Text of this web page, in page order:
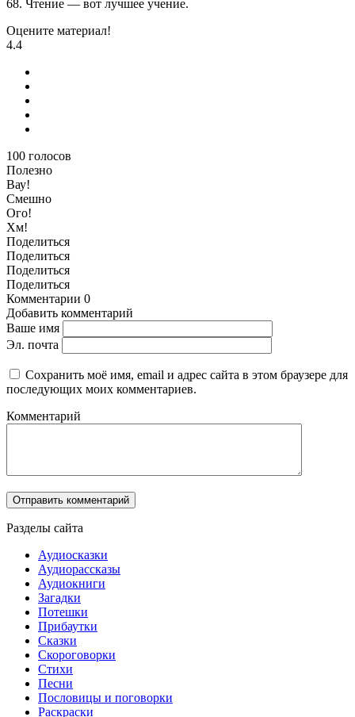
68. Чтение — вот лучшее учение.
Оцените материал!
4.4
100 голосов
Полезно
Вау!
Смешно
Ого!
Хм!
Поделиться
Поделиться
Поделиться
Поделиться
Комментарии 0
Добавить комментарий
Ваше имя
Эл. почта
Сохранить моё имя, email и адрес сайта в этом браузере для
последующих моих комментариев.
Комментарий
Разделы сайта
Аудиосказки
Аудиорассказы
Аудиокниги
Загадки
Потешки
Прибаутки
Сказки
Скороговорки
Стихи
Песни
Пословицы и поговорки
Раскраски